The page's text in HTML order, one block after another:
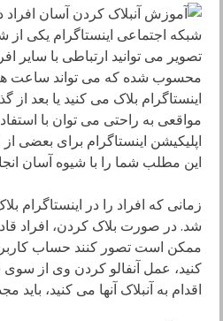
شبکه اجتماعی اینستاگرام یکی از
تصویر می توانید ارتباطی با
محسوب شده که می تواند ساعت
اینستاگرام بلاک می کنید یا بعد
مواقعی به راحتی می توان با
اپلیکیشن اینستاگرام برای بعضی
این مطلب شما را با شیوه آسان
زمانی که افراد را در اینستاگرام
شد. در صورت بلاک کردن، افراد
ممکن است تصور کنند حساب کاربری
کنید، عمل آنفالو کردن وی از
اقدام به آنبلاک آنها می کنید، باید